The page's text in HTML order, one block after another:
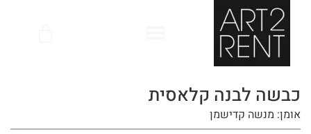
כבשה לבנה קלאסית
אומן: מנשה קדישמן